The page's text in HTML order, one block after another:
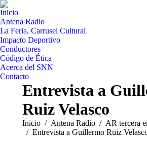
Inicio
Antena Radio
La Feria, Carrusel Cultural
Impacto Deportivo
Conductores
Código de Ética
Acerca del SNN
Contacto
Entrevista a
Ruiz Velasco
Estás aquí:
Inicio Antena Radio
AR tercera
Entrevista a Guillermo Ruiz